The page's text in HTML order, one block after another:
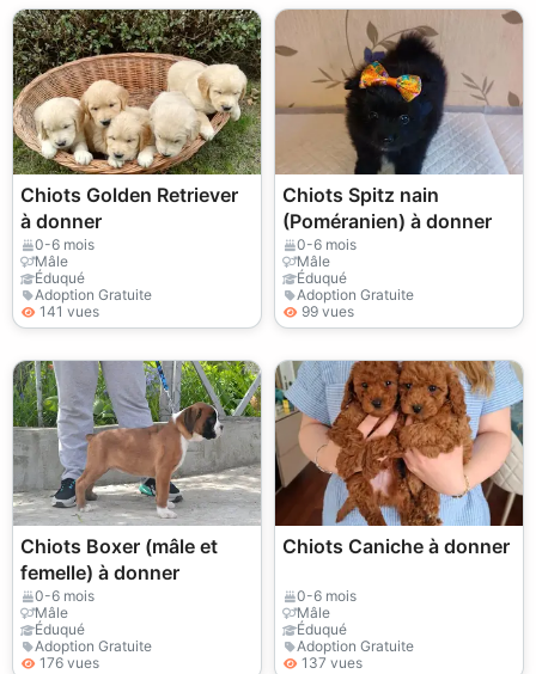
Chiots Golden Retriever
à donner
0-6 mois
Mâle
Éduqué
Adoption Gratuite
141 vues
Chiots Spitz nain
(Poméranien) à donner
0-6 mois
Mâle
Éduqué
Adoption Gratuite
99 vues
Chiots Boxer (mâle et
femelle) à donner
0-6 mois
Mâle
Éduqué
Adoption Gratuite
176 vues
Chiots Caniche à donner
0-6 mois
Mâle
Éduqué
Adoption Gratuite
137 vues